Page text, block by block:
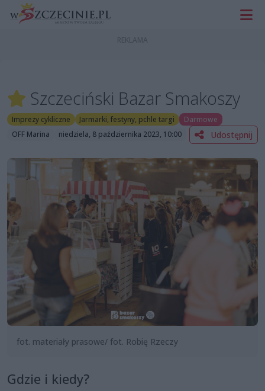
Szczeciński Bazar Smakoszy
Imprezy cykliczne Jarmarki, festyny, pchle targi
Darmowe
OFF Marina
niedziela, 8 października 2023, 10:00 Udostępnij
fot. materiały prasowe/ fot. Robię Rzeczy
Gdzie i kiedy?